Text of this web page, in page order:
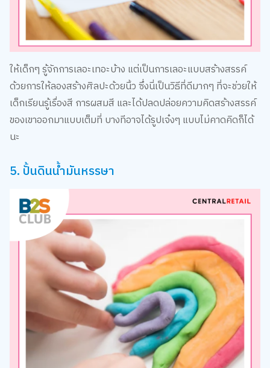
ให้เด็กๆ รู้จักการเลอะเทอะบ้าง แต่เป็นการเลอะแบบสร้างสรรค์
ด้วยการให้ลองสร้างศิลปะด้วยนิ้ว ซึ่งนี่เป็นวิธีที่ดีมากๆ ที่จะช่วยให้
เด็กเรียนรู้เรื่องสี การผสมสี และได้ปลดปล่อยความคิดสร้างสรรค์
ของเขาออกมาแบบเต็มที่ บางทีอาจได้รูปเจ๋งๆ แบบไม่คาดคิดก็ได้
นะ
5. ปั้นดินน้ำมันหรรษา